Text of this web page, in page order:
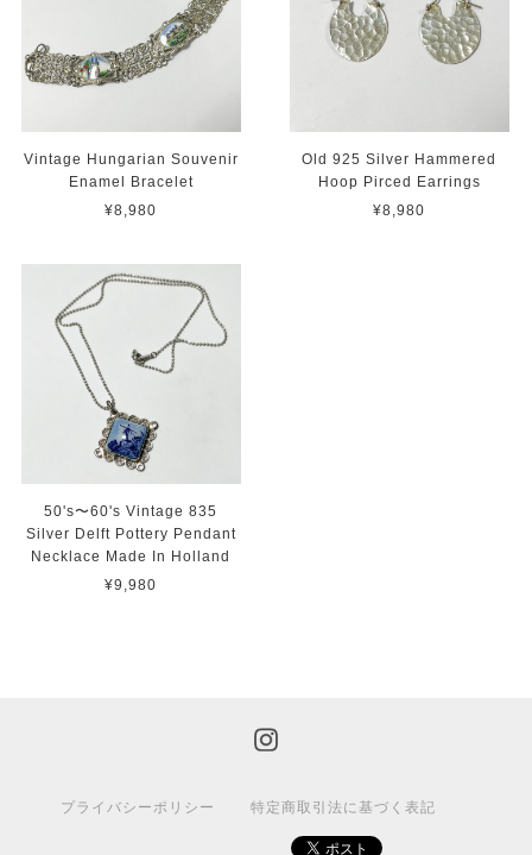
Vintage Hungarian Souvenir
Enamel Bracelet
¥8,980
Old 925 Silver Hammered
Hoop Pirced Earrings
¥8,980
50's〜60's Vintage 835
Silver Delft Pottery Pendant
Necklace Made In Holland
¥9,980
プライバシーポリシー 特定商取引法に基づく表記